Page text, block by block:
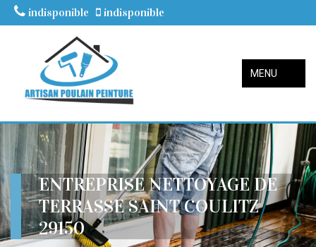
indisponible indisponible
MENU
ENTREPRISE NETTOYAGE DE
TERRASSE SAINT COULITZ
29150